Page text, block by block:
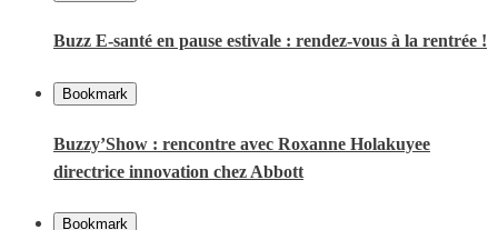
Buzz E-santé en pause estivale : rendez-vous à la rentrée !
Bookmark
Buzzy’Show : rencontre avec Roxanne Holakuyee
directrice innovation chez Abbott
Bookmark